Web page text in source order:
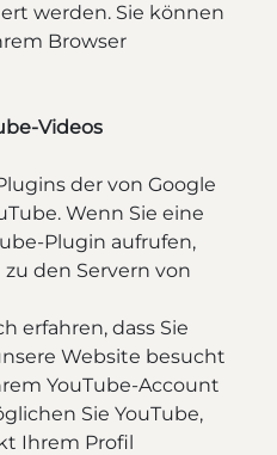
werden. Sie können
Browser
Videos
der von Google
Wenn Sie eine
Plugin aufrufen,
den Servern von
erfahren, dass Sie
Website besucht
YouTube-Account
Sie YouTube,
Ihrem Profil